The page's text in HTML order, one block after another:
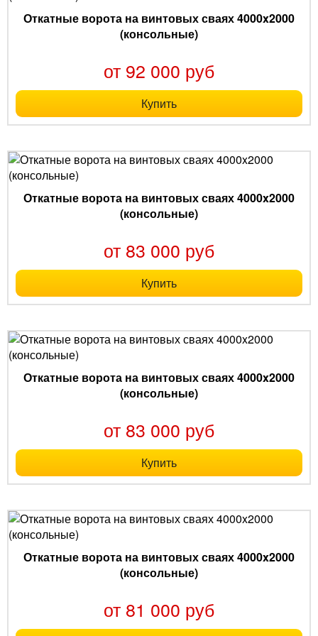
Откатные ворота на винтовых сваях 4000x2000
(консольные)
от 92 000 руб
Купить
Откатные ворота на винтовых сваях 4000x2000
(консольные)
от 83 000 руб
Купить
Откатные ворота на винтовых сваях 4000x2000
(консольные)
от 83 000 руб
Купить
Откатные ворота на винтовых сваях 4000x2000
(консольные)
от 81 000 руб